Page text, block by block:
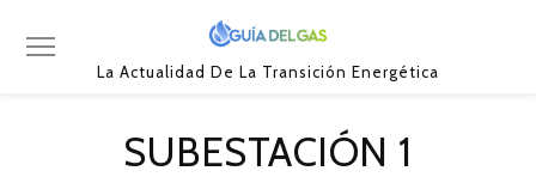
La Actualidad De La Transición Energética
SUBESTACIÓN 1